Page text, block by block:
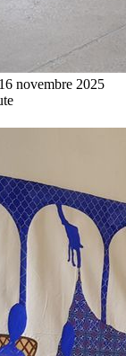
novembre 2025